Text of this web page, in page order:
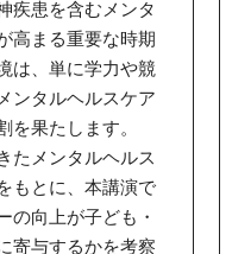
疾患を含むメンタ
高まる重要な時期
は、単に学力や競
ンタルヘルスケア
果たします。
たメンタルヘルス
もとに、本講演で
の向上が子ども・
寄与するかを考察